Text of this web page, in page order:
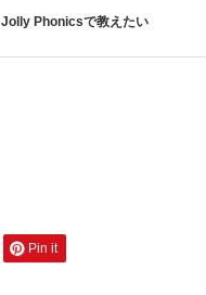
Jolly Phonicsで教えたい
Pin it